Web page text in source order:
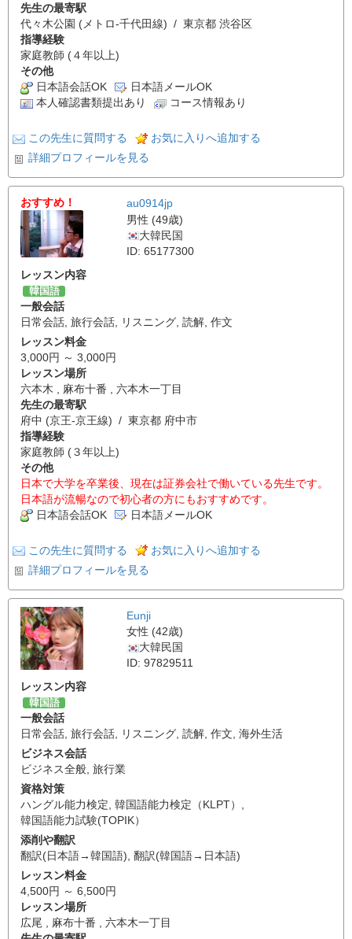
先生の最寄駅
代々木公園 (メトロ-千代田線) / 東京都 渋谷区
指導経験
家庭教師 (４年以上)
その他
日本語会話OK
日本語メールOK
本人確認書類提出あり
コース情報あり
この先生に質問する
お気に入りへ追加する
詳細プロフィールを見る
おすすめ！
au0914jp
男性 (49歳)
大韓民国
ID: 65177300
レッスン内容
韓国語
一般会話
日常会話 旅行会話 リスニング 読解 作文
レッスン料金
3,000円 ～ 3,000円
レッスン場所
六本木 , 麻布十番 , 六本木一丁目
先生の最寄駅
府中 (京王-京王線) / 東京都 府中市
指導経験
家庭教師 (３年以上)
その他
日本で大学を卒業後、現在は証券会社で働いている先生です。
日本語が流暢なので初心者の方にもおすすめです。
日本語会話OK
日本語メールOK
この先生に質問する
お気に入りへ追加する
詳細プロフィールを見る
Eunji
女性 (42歳)
大韓民国
ID: 97829511
レッスン内容
韓国語
一般会話
日常会話 旅行会話 リスニング 読解 作文 海外生活
ビジネス会話
ビジネス全般 旅行業
資格対策
ハングル能力検定 韓国語能力検定（KLPT）
韓国語能力試験(TOPIK）
添削や翻訳
翻訳(日本語→韓国語) 翻訳(韓国語→日本語)
レッスン料金
4,500円 ～ 6,500円
レッスン場所
広尾 , 麻布十番 , 六本木一丁目